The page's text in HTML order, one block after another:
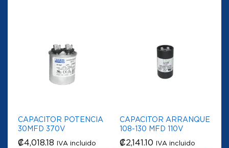
CAPACITOR POTENCIA
30MFD 370V
₡4,018.18 IVA incluido
CAPACITOR ARRANQUE
108-130 MFD 110V
₡2,141.10 IVA incluido